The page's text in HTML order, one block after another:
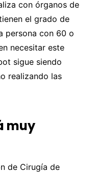
con órganos de
el grado de
persona con 60 o
necesitar este
sigue siendo
realizando las
muy
de Cirugía de